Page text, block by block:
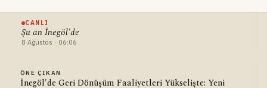
CANLI
Şu an İnegöl'de
8 Ağustos · 06:06
ÖNE ÇIKAN
İnegöl'de Geri Dönüşüm Faaliyetleri Yükselişte: Yeni